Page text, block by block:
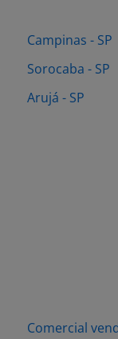
Campinas - SP
Sorocaba - SP
Arujá - SP
Comercial